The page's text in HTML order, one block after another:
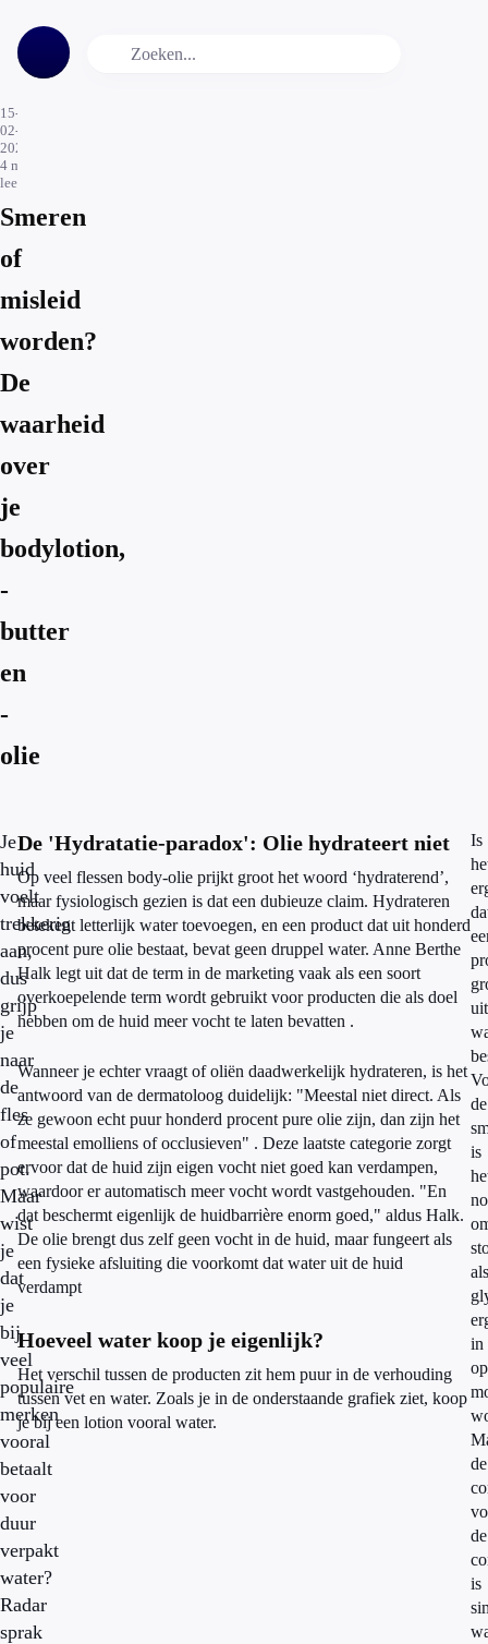
15-
02-
2026
4 min.
leestijd
Smeren
of
misleid
worden?
De
waarheid
over
je
bodylotion,
-
butter
en
-
olie
Je
huid
voelt
trekkerig
aan,
dus
grijp
je
naar
de
fles
of
pot.
Maar
wist
je
dat
je
bij
veel
populaire
merken
vooral
betaalt
voor
duur
verpakt
water?
Radar
sprak
De 'Hydratatie-paradox': Olie hydrateert niet
Op veel flessen body-olie prijkt groot het woord ‘hydraterend’,
maar fysiologisch gezien is dat een dubieuze claim. Hydrateren
betekent letterlijk water toevoegen, en een product dat uit honderd
procent pure olie bestaat, bevat geen druppel water. Anne Berthe
Halk legt uit dat de term in de marketing vaak als een soort
overkoepelende term wordt gebruikt voor producten die als doel
hebben om de huid meer vocht te laten bevatten .
Wanneer je echter vraagt of oliën daadwerkelijk hydrateren, is het
antwoord van de dermatoloog duidelijk: "Meestal niet direct. Als
ze gewoon echt puur honderd procent pure olie zijn, dan zijn het
meestal emolliens of occlusieven" . Deze laatste categorie zorgt
ervoor dat de huid zijn eigen vocht niet goed kan verdampen,
waardoor er automatisch meer vocht wordt vastgehouden. "En
dat beschermt eigenlijk de huidbarrière enorm goed," aldus Halk.
De olie brengt dus zelf geen vocht in de huid, maar fungeert als
een fysieke afsluiting die voorkomt dat water uit de huid
verdampt
Hoeveel water koop je eigenlijk?
Het verschil tussen de producten zit hem puur in de verhouding
tussen vet en water. Zoals je in de onderstaande grafiek ziet, koop
je bij een lotion vooral water.
Is
uit
de
is
als
in
de
de
is